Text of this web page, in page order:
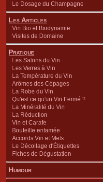
Le Dosage du Champagne
Les Articles
Vin Bio et Biodynamie
Visites de Domaine
Pratique
Les Salons du Vin
Les Verres à Vin
La Température du Vin
Arômes des Cépages
La Robe du Vin
Qu'est ce qu'un Vin Fermé ?
La Minéralité du Vin
La Réduction
Vin et Carafe
Bouteille entamée
Accords Vin et Mets
Le Décollage d'Étiquettes
Fiches de Dégustation
Humour